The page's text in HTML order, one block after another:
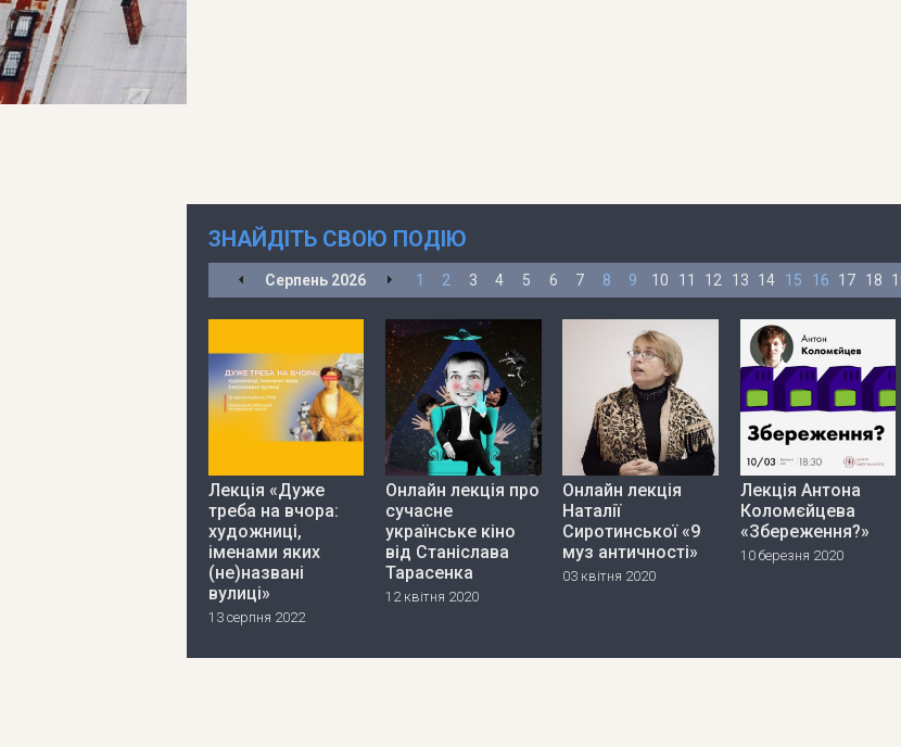
ЗНАЙДІТЬ СВОЮ ПОДІЮ
Серпень 2026 1 2 3 4 5 6 7 8 9 10 11 12 13 14 15 16 17 18
Лекція «Дуже
треба на вчора:
художниці,
іменами яких
(не)названі
вулиці»
13 серпня 2022
Онлайн лекція про
сучасне
українське кіно
від Станіслава
Тарасенка
12 квітня 2020
Онлайн лекція
Наталії
Сиротинської «9
муз античності»
03 квітня 2020
Лекція Антона
Коломєйцева
«Збереження?»
10 березня 2020